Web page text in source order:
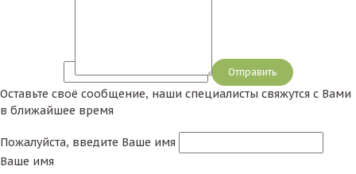
Сообщение
Оставьте своё сообщение, наши специалисты свяжутся с Вами
в ближайшее время
Пожалуйста, введите Ваше имя
Ваше имя